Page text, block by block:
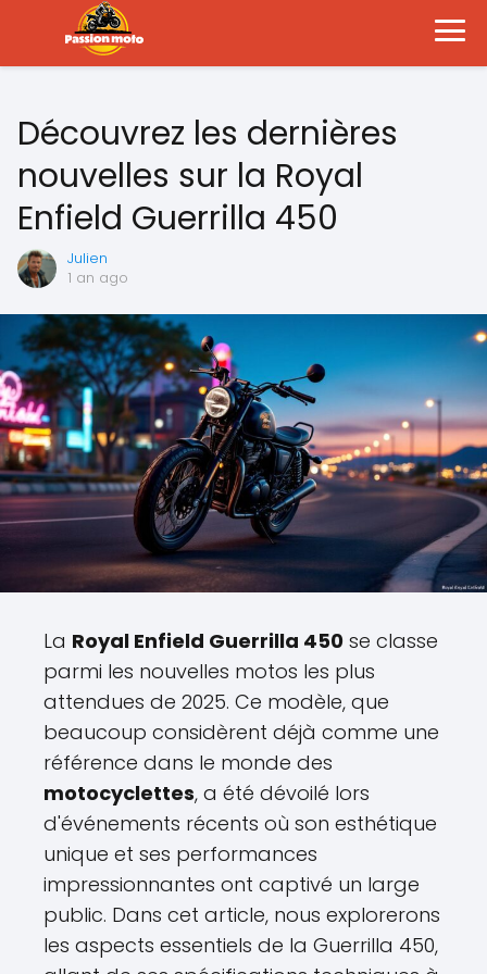
Découvrez les dernières
nouvelles sur la Royal
Enfield Guerrilla 450
Julien
1 an ago
La Royal Enfield Guerrilla 450 se classe
parmi les nouvelles motos les plus
attendues de 2025. Ce modèle, que
beaucoup considèrent déjà comme une
référence dans le monde des
motocyclettes, a été dévoilé lors
d'événements récents où son esthétique
unique et ses performances
impressionnantes ont captivé un large
public. Dans cet article, nous explorerons
les aspects essentiels de la Guerrilla 450,